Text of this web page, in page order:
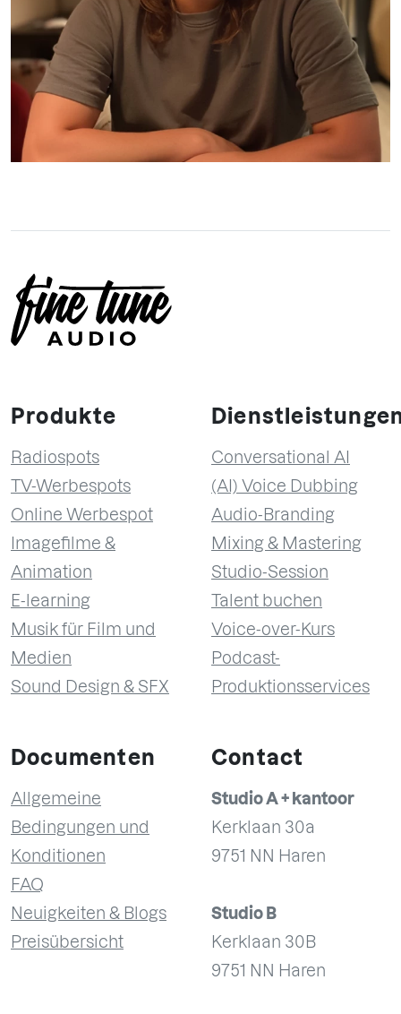
Produkte
Radiospots
TV-Werbespots
Online Werbespot
Imagefilme &
Animation
E-learning
Musik für Film und
Medien
Sound Design & SFX
Conversational AI
(AI) Voice Dubbing
Audio-Branding
Mixing & Mastering
Studio-Session
Talent buchen
Voice-over-Kurs
Podcast-
Produktionsservices
Documenten
Allgemeine
Bedingungen und
Konditionen
FAQ
Neuigkeiten & Blogs
Preisübersicht
Contact
Studio A + kantoor
Kerklaan 30a
9751 NN Haren
Studio B
Kerklaan 30B
9751 NN Haren